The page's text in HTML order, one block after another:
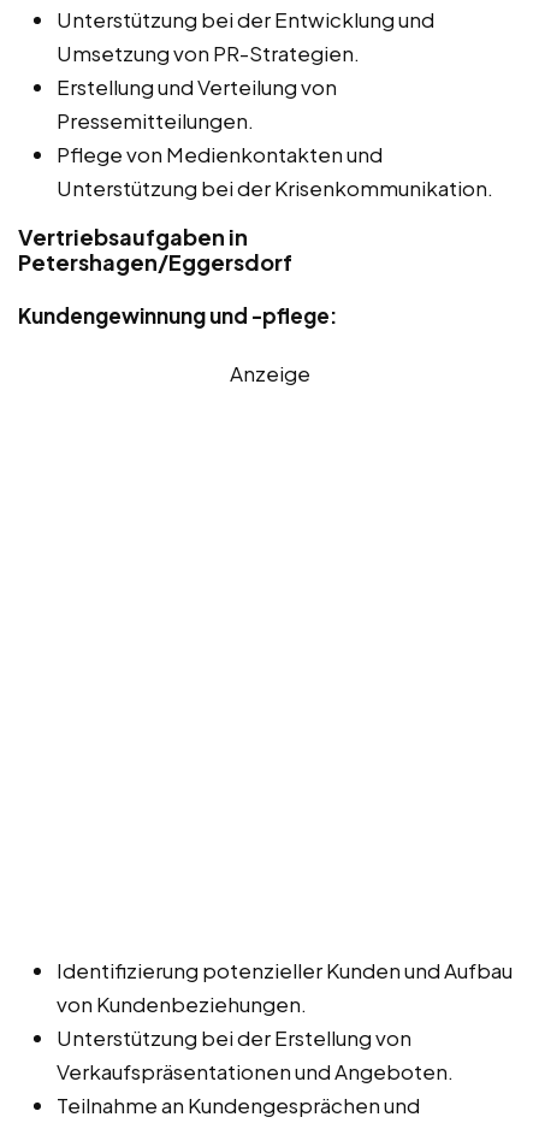
Unterstützung bei der Entwicklung und
Umsetzung von PR-Strategien.
Erstellung und Verteilung von
Pressemitteilungen.
Pflege von Medienkontakten und
Unterstützung bei der Krisenkommunikation.
Vertriebsaufgaben in
Petershagen/Eggersdorf
Kundengewinnung und -pflege:
Anzeige
Identifizierung potenzieller Kunden und Aufbau
von Kundenbeziehungen.
Unterstützung bei der Erstellung von
Verkaufspräsentationen und Angeboten.
Teilnahme an Kundengesprächen und